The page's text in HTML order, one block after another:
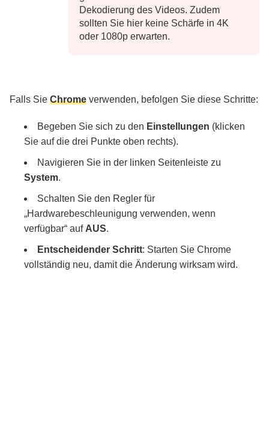
Dekodierung des Videos. Zudem
sollten Sie hier keine Schärfe in 4K
oder 1080p erwarten.
Falls Sie Chrome verwenden, befolgen Sie diese Schritte:
Begeben Sie sich zu den Einstellungen (klicken
Sie auf die drei Punkte oben rechts).
Navigieren Sie in der linken Seitenleiste zu
System.
Schalten Sie den Regler für
„Hardwarebeschleunigung verwenden, wenn
verfügbar“ auf AUS.
Entscheidender Schritt: Starten Sie Chrome
vollständig neu, damit die Änderung wirksam wird.